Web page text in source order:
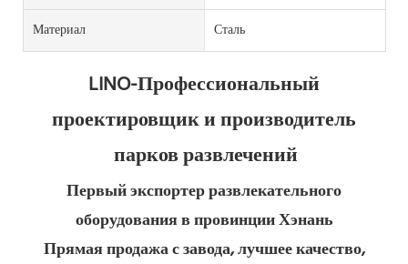
Материал
Сталь
LINO-Профессиональный
проектировщик и производитель
парков развлечений
Первый экспортер развлекательного
оборудования в провинции Хэнань
Прямая продажа с завода, лучшее качество,